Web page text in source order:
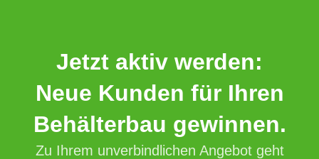
Jetzt aktiv werden:
Neue Kunden für Ihren
Behälterbau gewinnen.
Zu Ihrem unverbindlichen Angebot geht